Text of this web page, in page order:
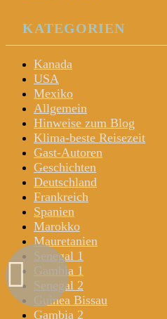
KATEGORIEN
Kanada
USA
Mexiko
Allgemein
Hinweise zum Blog
Klima-beste Reisezeit
Gast-Autoren
Geschichten
Deutschland
Frankreich
Spanien
Marokko
Mauretanien
Senegal 1
Gambia 1
Senegal 2
Guinea Bissau
Gambia 2